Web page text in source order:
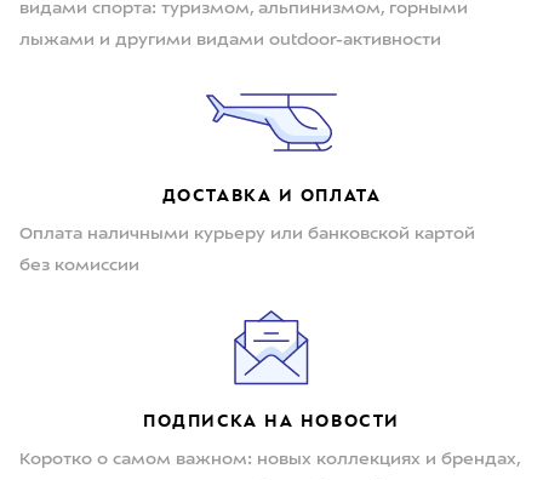
видами спорта: туризмом, альпинизмом, горными
лыжами и другими видами outdoor-активности
ДОСТАВКА И ОПЛАТА
Оплата наличными курьеру или банковской картой
без комиссии
ПОДПИСКА НА НОВОСТИ
Коротко о самом важном: новых коллекциях и брендах,